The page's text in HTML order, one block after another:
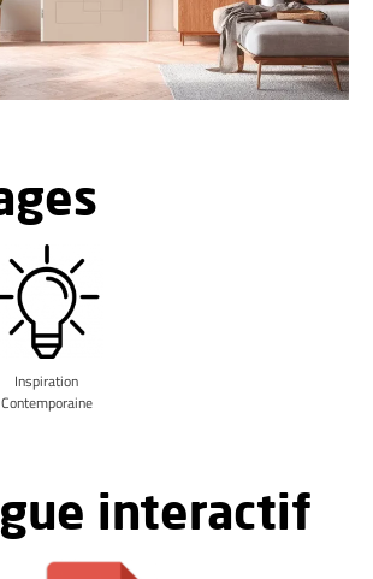
Inspiration
Contemporaine
interactif